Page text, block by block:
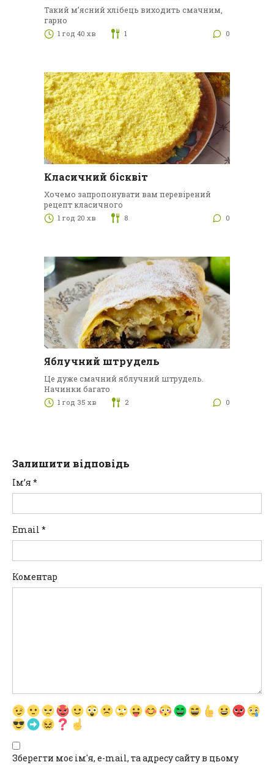
Такий м’ясний хлібець виходить смачним,
гарно
1 год 40 хв 1 0
Класичний бісквіт
Хочемо запропонувати вам перевірений
рецепт класичного
1 год 20 хв 8 0
Яблучний штрудель
Це дуже смачний яблучний штрудель.
Начинки багато
1 год 35 хв 2 0
Залишити відповідь
Ім’я *
Email *
Коментар
Зберегти моє ім'я, e-mail, та адресу сайту в цьому